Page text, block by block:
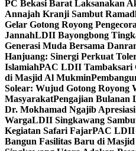
PC Bekasi Barat Laksanakan
Annajah Kranji Sambut
Gelar Gotong Royong
JannahLDII Bayongbong
Generasi Muda Bersama
Hanjuang: Sinergi Perkuat
IslamiahPAC LDII Tambaksari
di Masjid Al Mukmin
Solear: Wujud Gotong Royong
MasyarakatPengajian Bulanan
Dr. Mokhamad Ngajib
WargaLDII Singkawang
Kegiatan Safari FajarPAC LDII
Bangun Fasilitas Baru di